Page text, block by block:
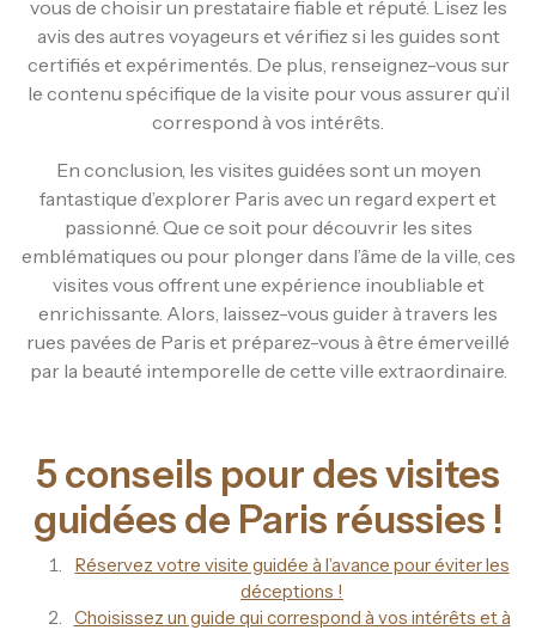
vous de choisir un prestataire fiable et réputé. Lisez les
avis des autres voyageurs et vérifiez si les guides sont
certifiés et expérimentés. De plus, renseignez-vous sur
le contenu spécifique de la visite pour vous assurer qu’il
correspond à vos intérêts.
En conclusion, les visites guidées sont un moyen
fantastique d’explorer Paris avec un regard expert et
passionné. Que ce soit pour découvrir les sites
emblématiques ou pour plonger dans l’âme de la ville, ces
visites vous offrent une expérience inoubliable et
enrichissante. Alors, laissez-vous guider à travers les
rues pavées de Paris et préparez-vous à être émerveillé
par la beauté intemporelle de cette ville extraordinaire.
5 conseils pour des visites
guidées de Paris réussies !
Réservez votre visite guidée à l’avance pour éviter les
déceptions !
Choisissez un guide qui correspond à vos intérêts et à